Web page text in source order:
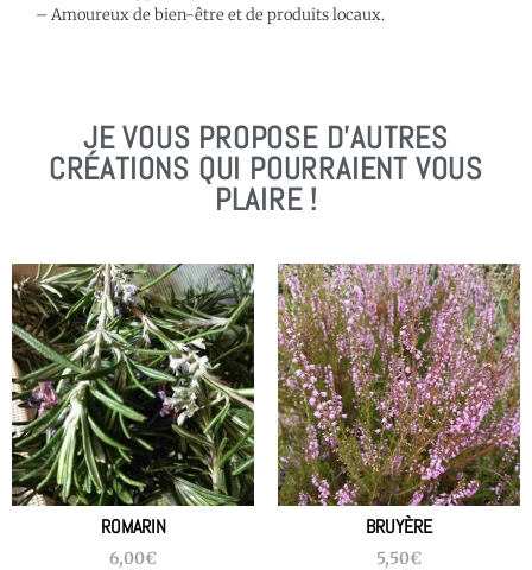
– Amoureux de bien-être et de produits locaux.
JE VOUS PROPOSE D'AUTRES
CRÉATIONS QUI POURRAIENT VOUS
PLAIRE !
ROMARIN
6,00€
BRUYÈRE
5,50€